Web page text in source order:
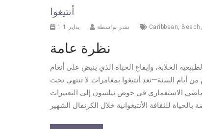
أنتيغوا
1 يناير 1 نشر بواسطة Caribbean Beach
نظرة عامة
الخلابة، وإيقاع الحياة الذي ينبض على أنغام
معروفة بشواطئها الـ 365—واحدة لكل يوم من أيام السنة—تعد أنتيغوا بمغامرات لا تنتهي تحت
الاستعماري في حوض نيلسون إلى التعبيرات